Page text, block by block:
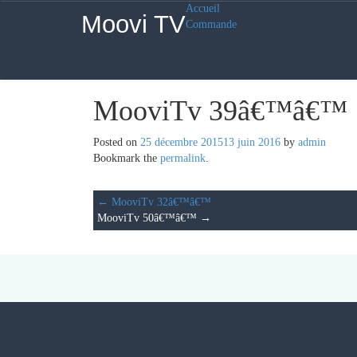
Moovi TV
Accueil
Commande
MooviTv 39â€™â€™
Posted on 25 décembre 201513 juin 2016 by admin
Bookmark the permalink.
← MooviTv 32â€™â€™
MooviTv 50â€™â€™ →